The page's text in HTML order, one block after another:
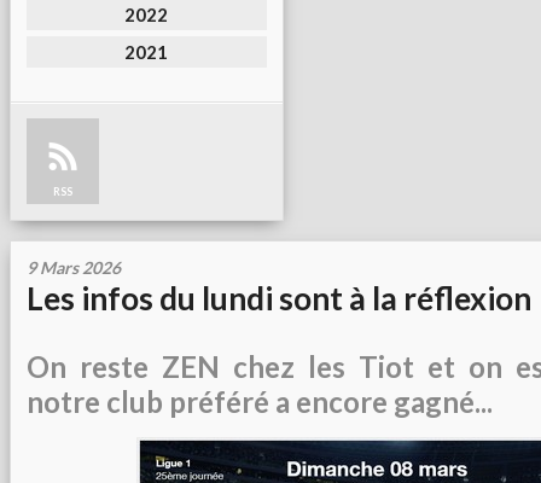
2022
2021
RSS
9 Mars 2026
Les infos du lundi sont à la réflexion
On reste ZEN chez les Tiot et on
notre club préféré a encore gagné...